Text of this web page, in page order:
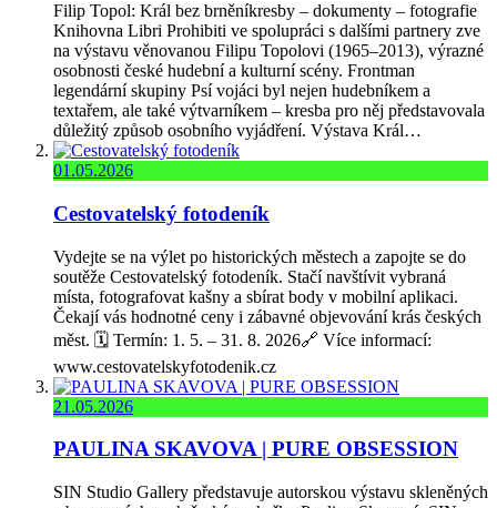
Filip Topol: Král bez brněníkresby – dokumenty – fotografie
Knihovna Libri Prohibiti ve spolupráci s dalšími partnery zve
na výstavu věnovanou Filipu Topolovi (1965–2013), výrazné
osobnosti české hudební a kulturní scény. Frontman
legendární skupiny Psí vojáci byl nejen hudebníkem a
textařem, ale také výtvarníkem – kresba pro něj představovala
důležitý způsob osobního vyjádření. Výstava Král…
01.05.2026
Cestovatelský fotodeník
Vydejte se na výlet po historických městech a zapojte se do
soutěže Cestovatelský fotodeník. Stačí navštívit vybraná
místa, fotografovat kašny a sbírat body v mobilní aplikaci.
Čekají vás hodnotné ceny i zábavné objevování krás českých
měst. 🗓️ Termín: 1. 5. – 31. 8. 2026🔗 Více informací:
www.cestovatelskyfotodenik.cz
21.05.2026
PAULINA SKAVOVA | PURE OBSESSION
SIN Studio Gallery představuje autorskou výstavu skleněných